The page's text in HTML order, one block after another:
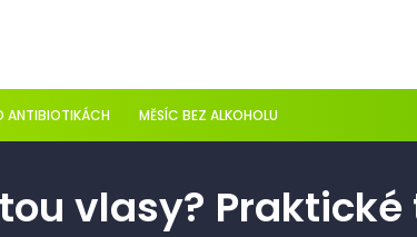
ANTIBIOTIKÁCH MĚSÍC BEZ ALKOHOLU
vlasy?